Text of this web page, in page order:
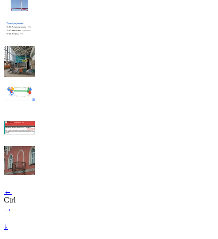
←
Ctrl
→
↓